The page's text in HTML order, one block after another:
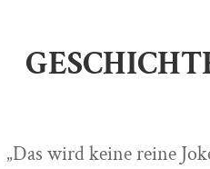
„Das wird keine reine